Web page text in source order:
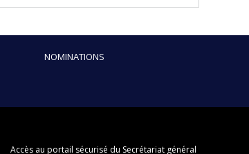
NOMINATIONS
Accès au portail sécurisé du Secrétariat général